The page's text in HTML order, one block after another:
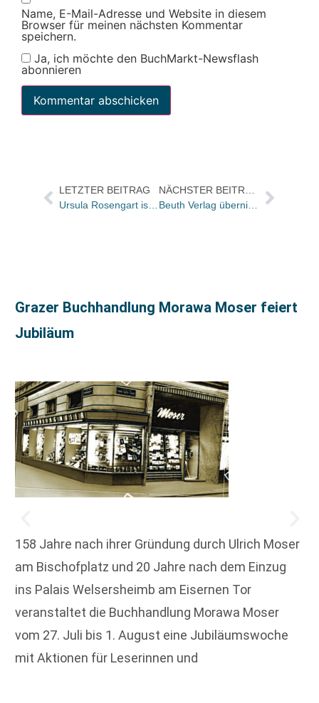
Name, E-Mail-Adresse und Website in diesem
Browser für meinen nächsten Kommentar
speichern.
Ja, ich möchte den BuchMarkt-Newsflash
abonnieren
LETZTER BEITRAG
Ursula Rosengart ist neue Vorsitzende des Ausschuss für Berufsbildung
Grazer Buchhandlung Morawa Moser feiert
Jubiläum
158 Jahre nach ihrer Gründung durch Ulrich Moser
am Bischofplatz und 20 Jahre nach dem Einzug
ins Palais Welsersheimb am Eisernen Tor
veranstaltet die Buchhandlung Morawa Moser
vom 27. Juli bis 1. August eine Jubiläumswoche
mit Aktionen für Leserinnen und